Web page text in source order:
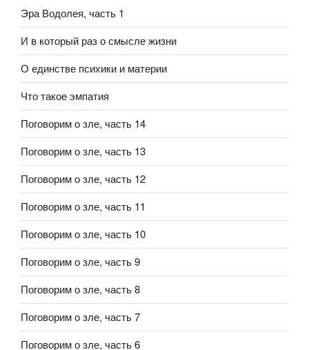
Эра Водолея, часть 1
И в который раз о смысле жизни
О единстве психики и материи
Что такое эмпатия
Поговорим о зле, часть 14
Поговорим о зле, часть 13
Поговорим о зле, часть 12
Поговорим о зле, часть 11
Поговорим о зле, часть 10
Поговорим о зле, часть 9
Поговорим о зле, часть 8
Поговорим о зле, часть 7
Поговорим о зле, часть 6